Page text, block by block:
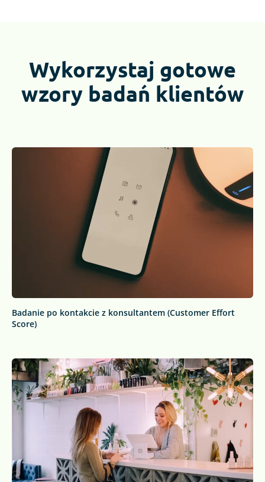
Wykorzystaj gotowe
wzory badań klientów
Badanie po kontakcie z konsultantem (Customer Effort
Score)